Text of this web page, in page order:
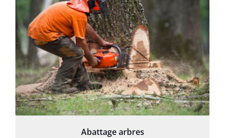
Abattage arbres